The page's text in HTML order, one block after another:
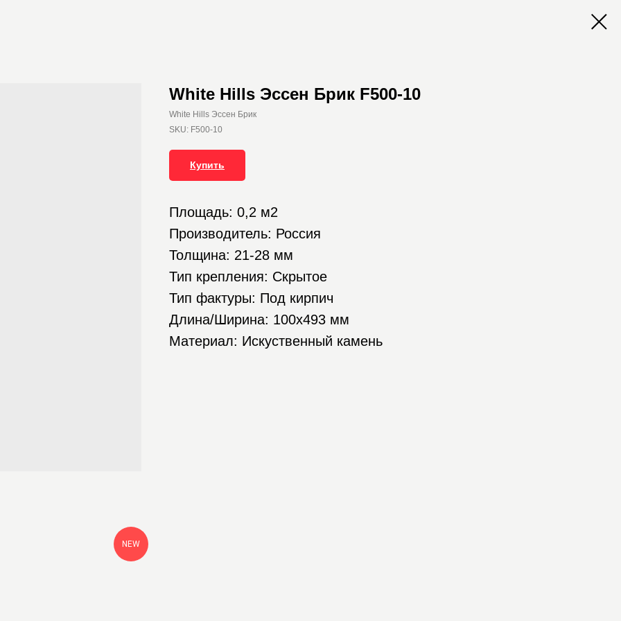
White Hills Эссен Брик F500-10
White Hills Эссен Брик
SKU: F500-10
Купить
Площадь: 0,2 м2
Производитель: Россия
Толщина: 21-28 мм
Тип крепления: Скрытое
Тип фактуры: Под кирпич
Длина/Ширина: 100x493 мм
Материал: Искуственный камень
NEW